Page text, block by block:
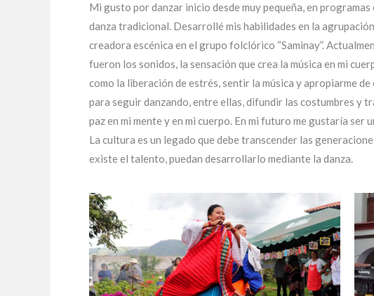
Mi gusto por danzar inicio desde muy pequeña, en
danza tradicional. Desarrollé mis habilidades en la
creadora escénica en el grupo folclórico “Saminay”.
fueron los sonidos, la sensación que crea la música en mi
como la liberación de estrés, sentir la música y apropiarme
para seguir danzando, entre ellas, difundir las costumbres y
paz en mi mente y en mi cuerpo. En mi futuro me gustaría
La cultura es un legado que debe transcender las
existe el talento, puedan desarrollarlo mediante la danza.